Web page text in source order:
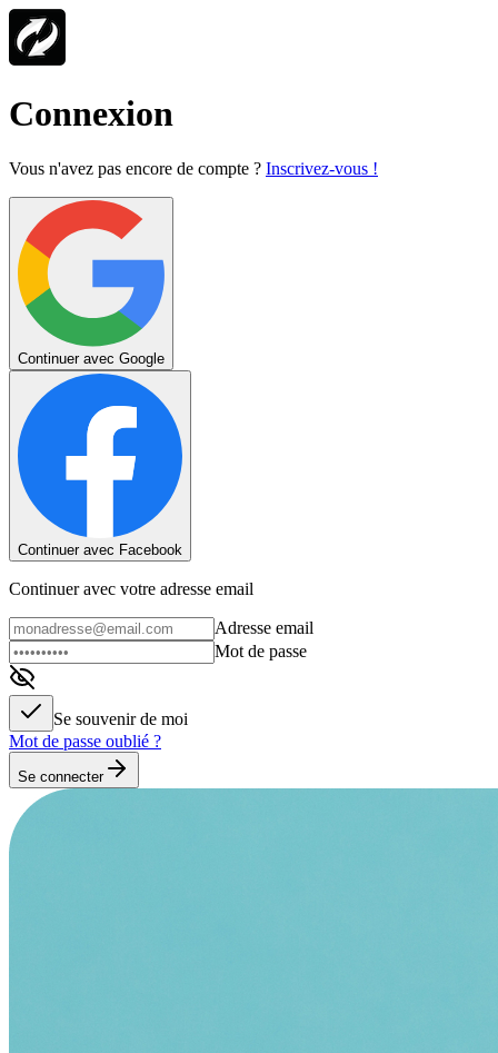
Connexion
Vous n'avez pas encore de compte ? Inscrivez-vous !
Continuer avec Google
Continuer avec Facebook
Continuer avec votre adresse email
Adresse email
Mot de passe
Se souvenir de moi
Mot de passe oublié ?
Se connecter